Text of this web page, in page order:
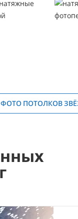
ФОТО ПОТОЛКОВ